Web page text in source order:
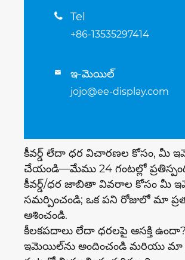
 Tel
+86-13535297414
 ఇ-మెయిల్
jojo@ee-display.com
కీవర్డ్ లేదా ధర విచారణల కోసం, మీ
చేయండి—మేము 24 గంటల్లో
కీవర్డ్/ధర జాబితా వివరాల కోసం మీ
సమర్పించండి; ఒక పని రోజులో మా
ఆశించండి.
కీలకపదాలు లేదా ధరలపై ఆసక్తి
ఇమెయిల్‌ను అందించండి మరియు మా